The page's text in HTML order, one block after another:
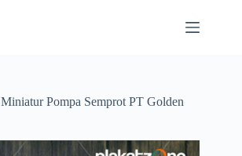
Miniatur Pompa Semprot PT Golden